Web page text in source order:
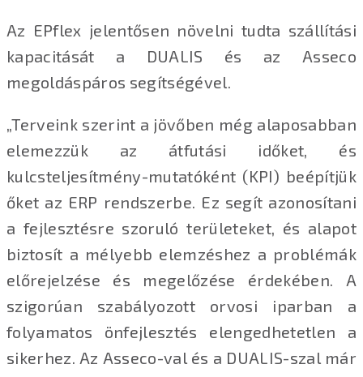
Az EPflex jelentősen növelni tudta szállítási
kapacitását a DUALIS és az Asseco
megoldáspáros segítségével.
„Terveink szerint a jövőben még alaposabban
elemezzük az átfutási időket, és
kulcsteljesítmény-mutatóként (KPI) beépítjük
őket az ERP rendszerbe. Ez segít azonosítani
a fejlesztésre szoruló területeket, és alapot
biztosít a mélyebb elemzéshez a problémák
előrejelzése és megelőzése érdekében. A
szigorúan szabályozott orvosi iparban a
folyamatos önfejlesztés elengedhetetlen a
sikerhez. Az Asseco-val és a DUALIS-szal már